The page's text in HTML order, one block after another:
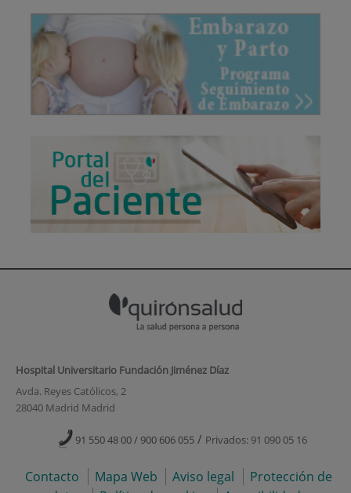
Hospital Universitario Fundación Jiménez Díaz
Avda. Reyes Católicos, 2
28040 Madrid Madrid
91 550 48 00 / 900 606 055 / Privados: 91 090 05 16
Contacto Mapa Web Aviso legal
Protección de